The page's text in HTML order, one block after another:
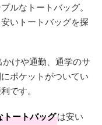
ルなトートバッグ。
いトートバッグを探
けや通勤、通学のサ
ポケットがついてい
です。
トートバッグは安い